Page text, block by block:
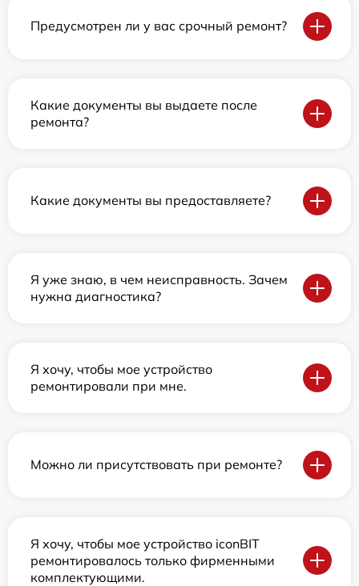
Предусмотрен ли у вас срочный ремонт?
Какие документы вы выдаете после
ремонта?
Какие документы вы предоставляете?
Я уже знаю, в чем неисправность. Зачем
нужна диагностика?
Я хочу, чтобы мое устройство
ремонтировали при мне.
Можно ли присутствовать при ремонте?
Я хочу, чтобы мое устройство iconBIT
ремонтировалось только фирменными
комплектующими.